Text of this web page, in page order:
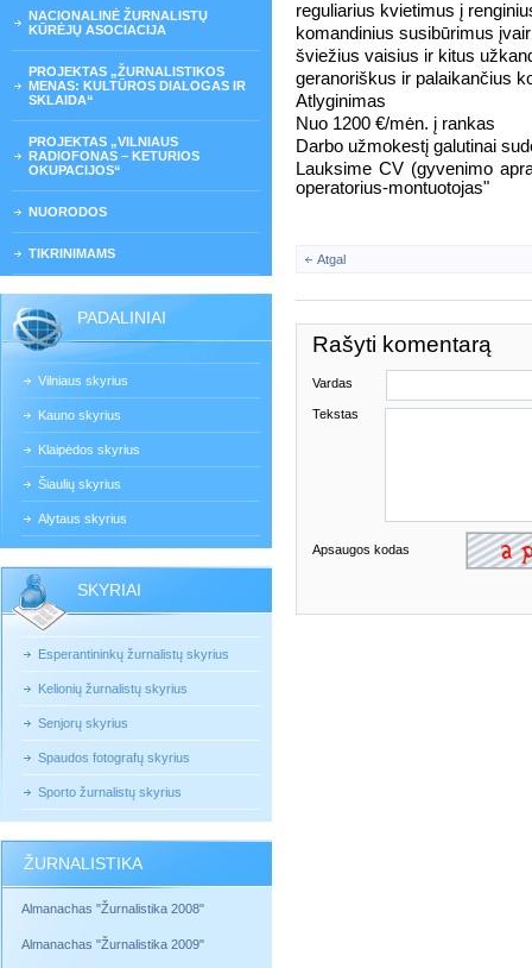
NACIONALINĖ ŽURNALISTŲ
KŪRĖJŲ ASOCIACIJA
PROJEKTAS „ŽURNALISTIKOS
MENAS: KULTŪROS DIALOGAS IR
SKLAIDA“
PROJEKTAS „VILNIAUS
RADIOFONAS – KETURIOS
OKUPACIJOS“
NUORODOS
TIKRINIMAMS
PADALINIAI
Vilniaus skyrius
Kauno skyrius
Klaipėdos skyrius
Šiaulių skyrius
Alytaus skyrius
SKYRIAI
Esperantininkų žurnalistų skyrius
Kelionių žurnalistų skyrius
Senjorų skyrius
Spaudos fotografų skyrius
Sporto žurnalistų skyrius
ŽURNALISTIKA
Almanachas "Žurnalistika 2008"
Almanachas "Žurnalistika 2009"
reguliarius kvietimus į
komandinius susibūrimus
šviežius vaisius ir kitus
geranoriškus ir palaikančius
Atlyginimas
Nuo 1200 €/mėn. į rankas
Darbo užmokestį galutinai
Lauksime CV (gyvenimo
operatorius-montuotojas"
Atgal
Rašyti komentarą
Vardas
Tekstas
Apsaugos kodas